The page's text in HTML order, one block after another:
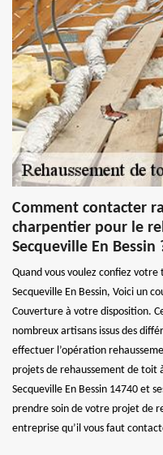
Comment contacter
charpentier pour le
Secqueville En Bessin
Quand vous voulez confiez
Secqueville En Bessin, Voici un
Couverture à votre disposition.
nombreux artisans issus des
effectuer l’opération
projets de rehaussement de toit
Secqueville En Bessin 14740 et
prendre soin de votre projet de
entreprise qu’il vous faut